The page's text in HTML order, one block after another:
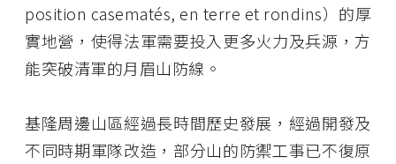
position casematés, en terre et rondins）的厚
實地營，使得法軍需要投入更多火力及兵源，方
能突破清軍的月眉山防線。
基隆周邊山區經過長時間歷史發展，經過開發及
不同時期軍隊改造，部分山的防禦工事已不復原